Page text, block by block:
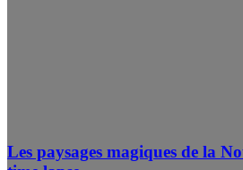
Les paysages magiques de la